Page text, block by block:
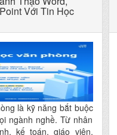
Với Tin Học
là kỹ năng bắt buộc
ngành nghề. Từ nhân
kế toán, giáo viên,